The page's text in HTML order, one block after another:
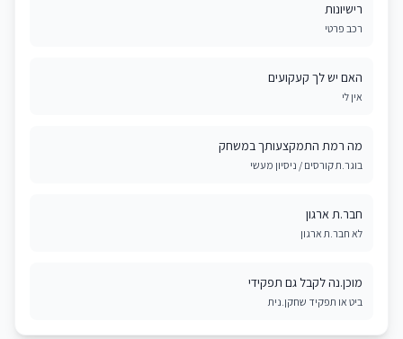
רישיונות
רכב פרטי
האם יש לך קעקועים
אין לי
מה רמת התמקצעותך במשחק
בוגר.ת קורסים / ניסיון מעשי
חבר.ת ארגון
לא חבר.ת ארגון
מוכן.נה לקבל גם תפקידי
ביט או תפקיד שחקן.נית